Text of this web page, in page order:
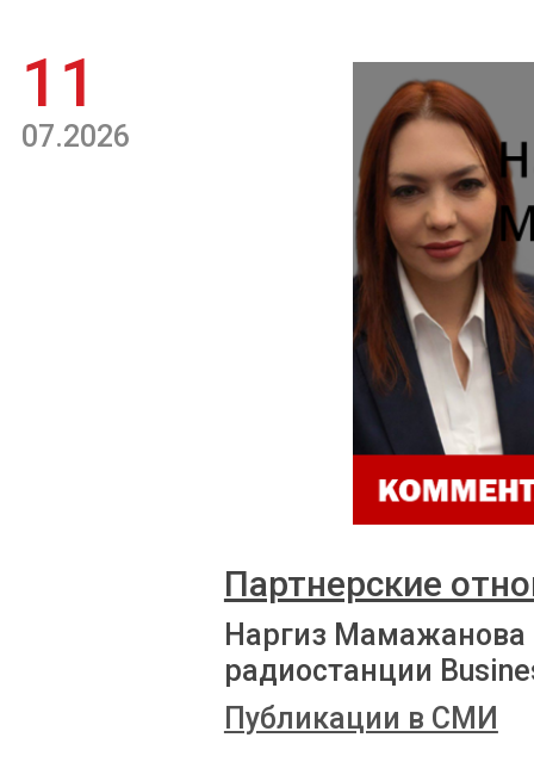
11
07.2026
Партнерские
Наргиз
радиостанции
Публикации в СМИ